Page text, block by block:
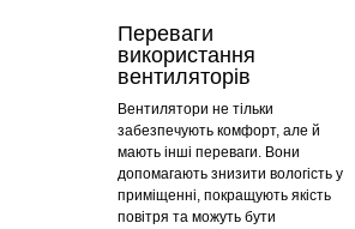
Переваги
використання
вентиляторів
Вентилятори не тільки
забезпечують комфорт, але й
мають інші переваги. Вони
допомагають знизити вологість у
приміщенні, покращують якість
повітря та можуть бути